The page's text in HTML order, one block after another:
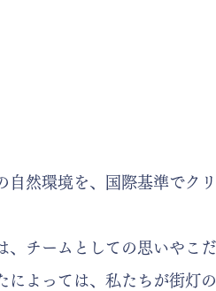
自然環境を、国際基準でク
、チームとしての思いやこ
によっては、私たちが街灯